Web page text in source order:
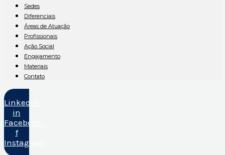
Sedes
Diferenciais
Áreas de Atuação
Profissionais
Ação Social
Engajamento
Materiais
Contato
Linkedin-
in
Facebook-
f
Instagram